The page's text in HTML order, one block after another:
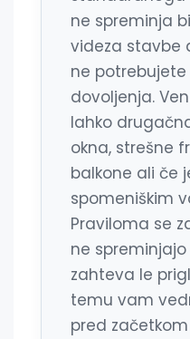
ne spreminja
videza stavbe
ne
dovoljenja.
lahko
okna, strešne
balkone ali če
spomeniškim
Praviloma se
ne
zahteva le
temu vam
pred